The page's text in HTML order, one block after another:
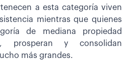
a esta categoría viven
mientras que quienes
de mediana propiedad
prosperan y consolidan
más grandes.